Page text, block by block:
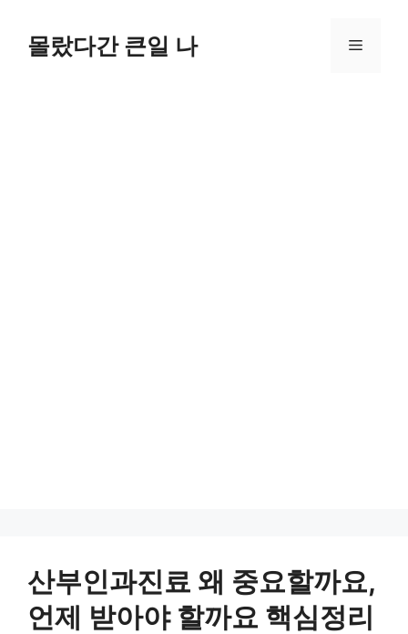
몰랐다간 큰일 나 메
산부인과진료 왜 중요할까요,
언제 받아야 할까요 핵심정리